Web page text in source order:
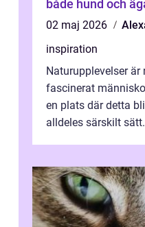
både hund och
02 maj 2026
inspiration
Naturupplevelser
fascinerat
en plats där detta
alldeles särskilt